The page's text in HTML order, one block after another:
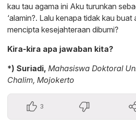
kau tau agama ini Aku turunkan
‘alamin?. Lalu kenapa tidak kau buat
mencipta kesejahteraan dibumi?
Kira-kira apa jawaban kita?
*) Suriadi, Mahasiswa Doktoral
Chalim, Mojokerto
3